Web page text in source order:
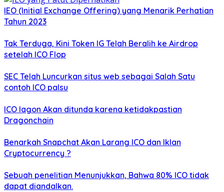
IEO (Initial Exchange Offering) yang Menarik Perhatian
Tahun 2023
Tak Terduga, Kini Token IG Telah Beralih ke Airdrop
setelah ICO Flop
SEC Telah Luncurkan situs web sebagai Salah Satu
contoh ICO palsu
ICO Iagon Akan ditunda karena ketidakpastian
Dragonchain
Benarkah Snapchat Akan Larang ICO dan Iklan
Cryptocurrency ?
Sebuah penelitian Menunjukkan, Bahwa 80% ICO tidak
dapat diandalkan.